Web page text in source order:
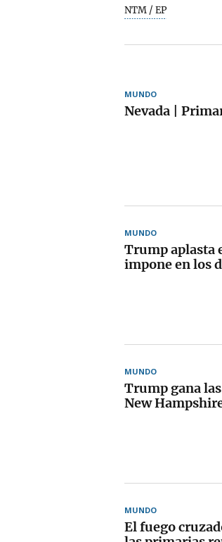
NTM / EP
MUNDO
Nevada |
MUNDO
Trump aplasta
impone en los
MUNDO
Trump gana
New
MUNDO
El fuego